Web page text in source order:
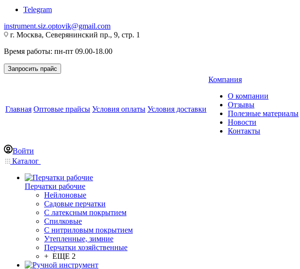
Telegram
instrument.siz.optovik@gmail.com
г. Москва, Северянинский пр., 9, стр. 1
Время работы: пн-пт 09.00-18.00
Запросить прайс
Главная Оптовые прайсы Условия оплаты Условия доставки
Компания
О компании
Отзывы
Полезные материалы
Новости
Контакты
Войти
Каталог
Перчатки рабочие
Нейлоновые
Садовые перчатки
С латексным покрытием
Cпилковые
С нитриловым покрытием
Утепленные, зимние
Перчатки хозяйственные
+ ЕЩЕ 2